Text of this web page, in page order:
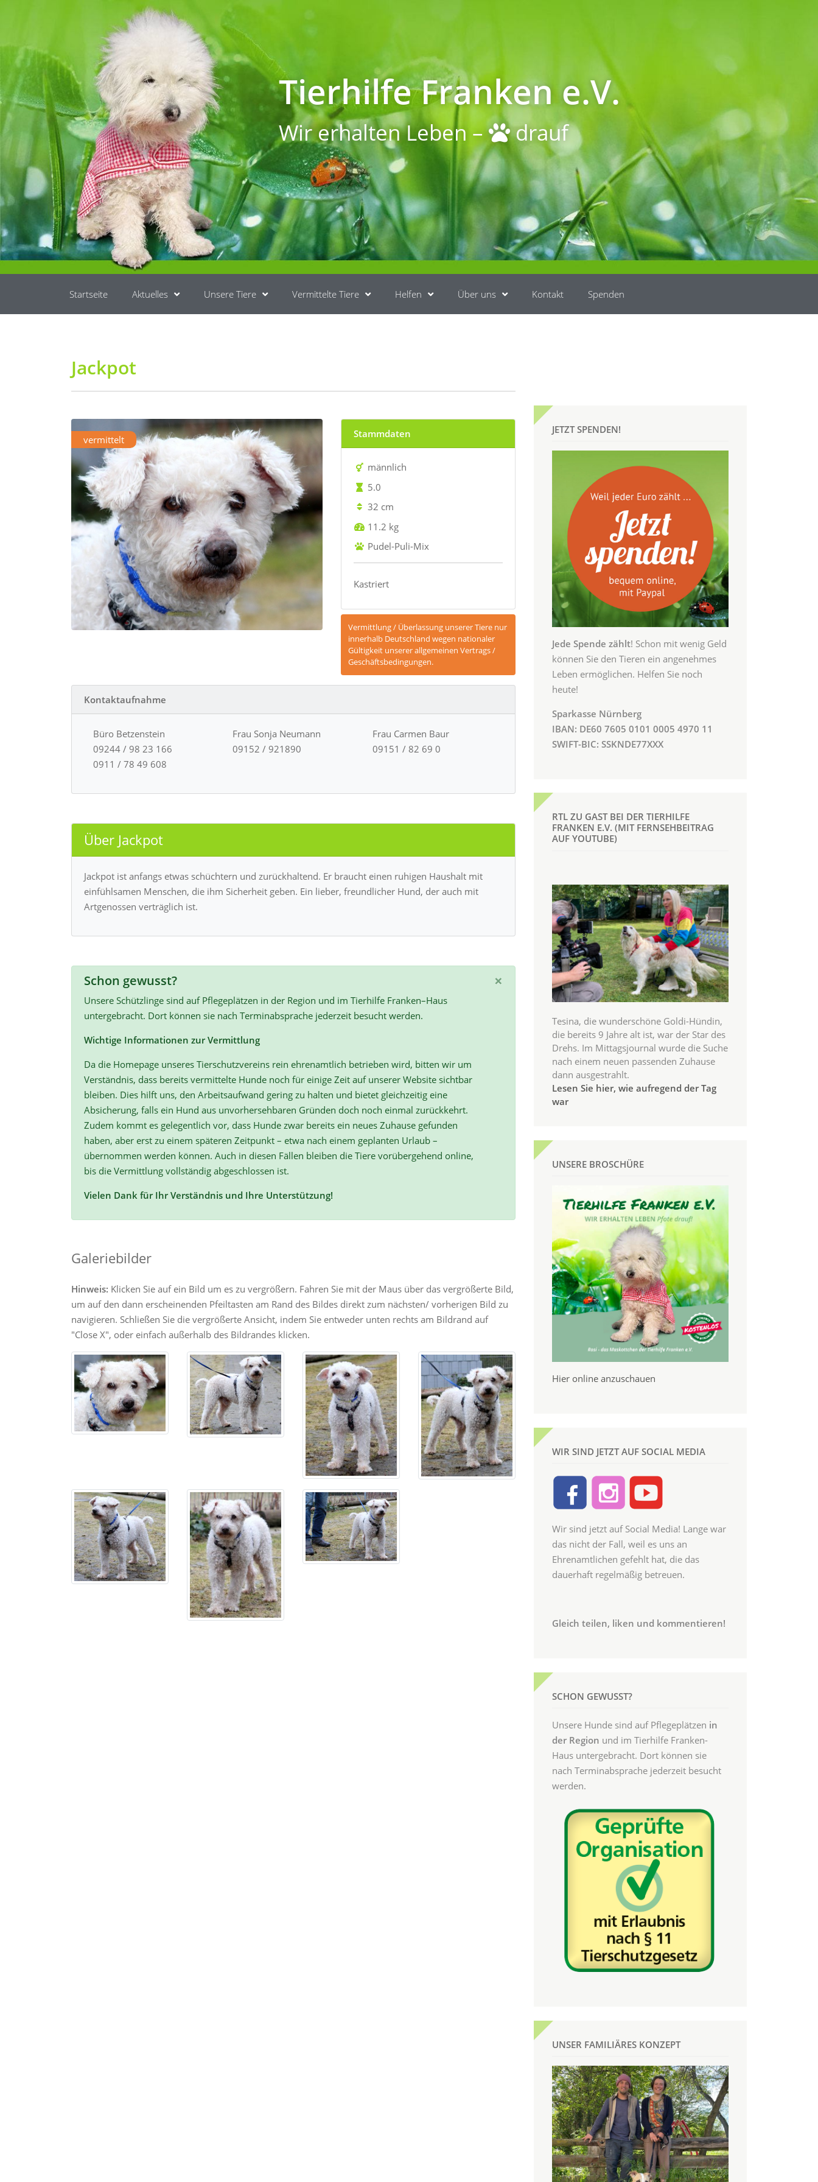
Tierhilfe Franken e.V.
Wir erhalten Leben – drauf
Startseite Aktuelles Unsere Tiere Vermittelte Tiere Helfen Über uns Kontakt Spenden
Jackpot
vermittelt Stammdaten
männlich
5.0
32 cm
11.2 kg
Pudel-Puli-Mix
Kastriert
Vermittlung / Überlassung unserer Tiere nur
innerhalb Deutschland wegen nationaler
Gültigkeit unserer allgemeinen Vertrags /
Geschäftsbedingungen.
Kontaktaufnahme
Büro Betzenstein
09244 / 98 23 166
0911 / 78 49 608
Frau Sonja Neumann
09152 / 921890
Frau Carmen Baur
09151 / 82 69 0
Über Jackpot
Jackpot ist anfangs etwas schüchtern und zurückhaltend. Er braucht einen ruhigen Haushalt mit
einfühlsamen Menschen, die ihm Sicherheit geben. Ein lieber, freundlicher Hund, der auch mit
Artgenossen verträglich ist.
×
Schon gewusst?
Unsere Schützlinge sind auf Pflegeplätzen in der Region und im Tierhilfe Franken–Haus
untergebracht. Dort können sie nach Terminabsprache jederzeit besucht werden.
Wichtige Informationen zur Vermittlung
Da die Homepage unseres Tierschutzvereins rein ehrenamtlich betrieben wird, bitten wir um
Verständnis, dass bereits vermittelte Hunde noch für einige Zeit auf unserer Website sichtbar
bleiben. Dies hilft uns, den Arbeitsaufwand gering zu halten und bietet gleichzeitig eine
Absicherung, falls ein Hund aus unvorhersehbaren Gründen doch noch einmal zurückkehrt.
Zudem kommt es gelegentlich vor, dass Hunde zwar bereits ein neues Zuhause gefunden
haben, aber erst zu einem späteren Zeitpunkt – etwa nach einem geplanten Urlaub –
übernommen werden können. Auch in diesen Fällen bleiben die Tiere vorübergehend online,
bis die Vermittlung vollständig abgeschlossen ist.
Vielen Dank für Ihr Verständnis und Ihre Unterstützung!
Galeriebilder
Hinweis: Klicken Sie auf ein Bild um es zu vergrößern. Fahren Sie mit der Maus über das vergrößerte Bild,
um auf den dann erscheinenden Pfeiltasten am Rand des Bildes direkt zum nächsten/ vorherigen Bild zu
navigieren. Schließen Sie die vergrößerte Ansicht, indem Sie entweder unten rechts am Bildrand auf
"Close X", oder einfach außerhalb des Bildrandes klicken.
JETZT SPENDEN!
Jede Spende zählt! Schon mit wenig Geld
können Sie den Tieren ein angenehmes
Leben ermöglichen. Helfen Sie noch
heute!
Sparkasse Nürnberg
IBAN: DE60 7605 0101 0005 4970 11
SWIFT-BIC: SSKNDE77XXX
RTL ZU GAST BEI DER TIERHILFE
FRANKEN E.V. (MIT FERNSEHBEITRAG
AUF YOUTUBE)
Tesina, die wunderschöne Goldi-Hündin,
die bereits 9 Jahre alt ist, war der Star des
Drehs. Im Mittagsjournal wurde die Suche
nach einem neuen passenden Zuhause
dann ausgestrahlt.
Lesen Sie hier, wie aufregend der Tag
war
UNSERE BROSCHÜRE
Hier online anzuschauen
WIR SIND JETZT AUF SOCIAL MEDIA
Wir sind jetzt auf Social Media! Lange war
das nicht der Fall, weil es uns an
Ehrenamtlichen gefehlt hat, die das
dauerhaft regelmäßig betreuen.
Gleich teilen, liken und kommentieren!
SCHON GEWUSST?
Unsere Hunde sind auf Pflegeplätzen in
der Region und im Tierhilfe Franken-
Haus untergebracht. Dort können sie
nach Terminabsprache jederzeit besucht
werden.
UNSER FAMILIÄRES KONZEPT